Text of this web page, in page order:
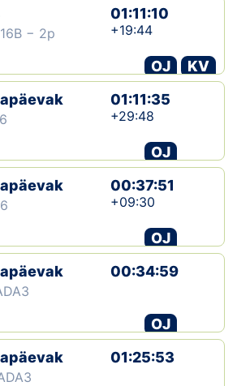
− 2p
01:11:10
+19:44
OJ
KV
01:11:35
+29:48
OJ
00:37:51
+09:30
OJ
00:34:59
OJ
01:25:53